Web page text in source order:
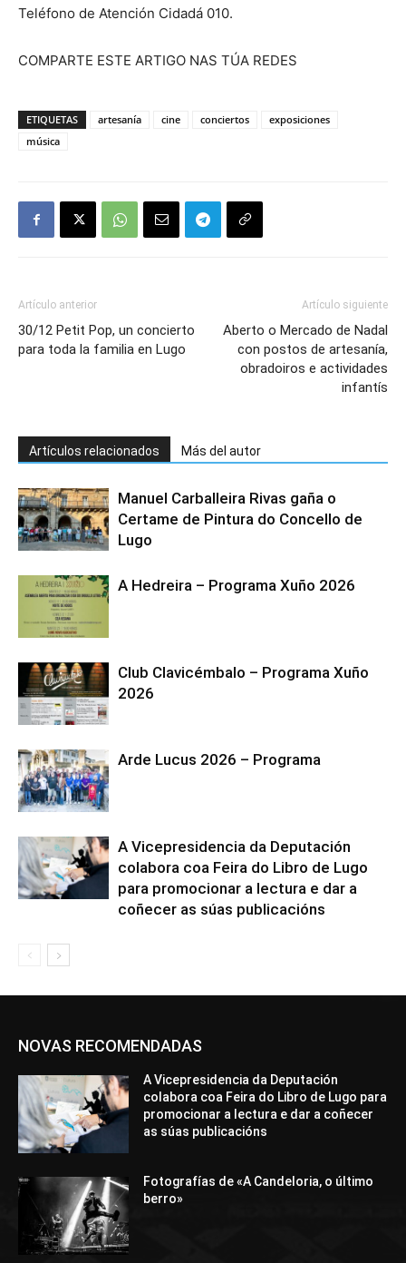
Teléfono de Atención Cidadá 010.
COMPARTE ESTE ARTIGO NAS TÚA REDES
ETIQUETAS artesanía cine conciertos
exposiciones
música
Artículo anterior
30/12 Petit Pop, un concierto
para toda la familia en Lugo
Artículo siguiente
Aberto o Mercado de Nadal
con postos de artesanía,
obradoiros e actividades
infantís
Artículos relacionados Más del autor
Manuel Carballeira Rivas gaña o
Certame de Pintura do Concello de
Lugo
A Hedreira – Programa Xuño 2026
Club Clavicémbalo – Programa Xuño
2026
Arde Lucus 2026 – Programa
A Vicepresidencia da Deputación
colabora coa Feira do Libro de Lugo
para promocionar a lectura e dar a
coñecer as súas publicacións
NOVAS RECOMENDADAS
A Vicepresidencia da Deputación
colabora coa Feira do Libro de Lugo para
promocionar a lectura e dar a coñecer
as súas publicacións
Fotografías de «A Candeloria, o último
berro»